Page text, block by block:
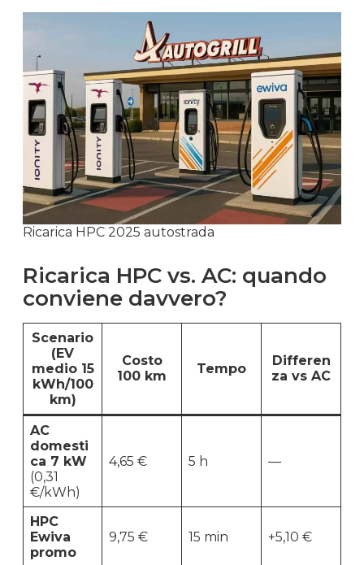
Ricarica HPC 2025 autostrada
Ricarica HPC vs. AC: quando
conviene davvero?
Scenario
(EV
medio 15
kWh/100
km)
Costo
100 km
Tempo
Differen
za vs AC
AC
domesti
ca 7 kW
(0,31
€/kWh)
4,65 € 5 h —
HPC
Ewiva
promo
9,75 € 15 min +5,10 €